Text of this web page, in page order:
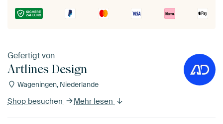
Gefertigt von
Artlines Design
Wageningen, Niederlande
Shop besuchen Mehr lesen